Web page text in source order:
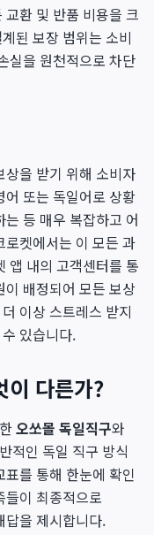
환 및 반품 비용을 크
된 보장 범위는 소비
실을 원천적으로 차단
을 받기 위해 소비자
또는 독일어로 상황
등 매우 복잡하고 어
켓에서는 이 모든 과
앱 내의 고객센터를 통
배정되어 모든 보상
이상 스트레스 받지
있습니다.
다른가?
오쏘몰 독일직구와
적인 독일 직구 방식
를 통해 한눈에 확인
들이 최종적으로
답을 제시합니다.